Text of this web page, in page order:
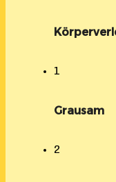
1
Grausam
2